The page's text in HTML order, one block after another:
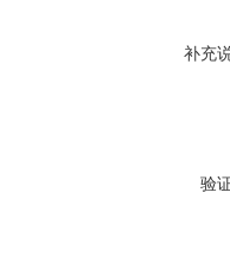
补充
验